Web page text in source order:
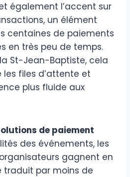
également l’accent sur
un élément
centaines de paiements
en très peu de temps.
St-Jean-Baptiste, cela
files d’attente et
plus fluide aux
de paiement
des événements, les
gagnent en
traduit par moins de